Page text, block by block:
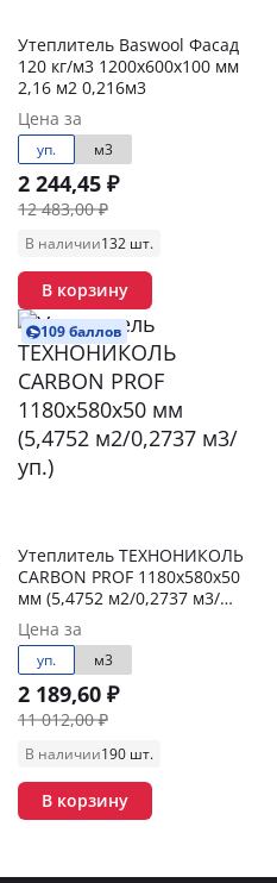
Утеплитель Baswool Фасад
120 кг/м3 1200х600х100 мм
2,16 м2 0,216м3
Цена за
уп. м3
2 244,45 ₽
12 483,00 ₽
В наличии132 шт.
В корзину
109 баллов
Утеплитель ТЕХНОНИКОЛЬ
CARBON PROF 1180х580х50
мм (5,4752 м2/0,2737 м3/
уп.)
Цена за
уп. м3
2 189,60 ₽
11 012,00 ₽
В наличии190 шт.
В корзину